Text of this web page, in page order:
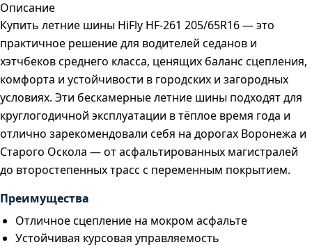
Описание
Купить летние шины HiFly HF-261 205/65R16 — это
практичное решение для водителей седанов и
хэтчбеков среднего класса, ценящих баланс сцепления,
комфорта и устойчивости в городских и загородных
условиях. Эти бескамерные летние шины подходят для
круглогодичной эксплуатации в тёплое время года и
отлично зарекомендовали себя на дорогах Воронежа и
Старого Оскола — от асфальтированных магистралей
до второстепенных трасс с переменным покрытием.
Преимущества
Отличное сцепление на мокром асфальте
Устойчивая курсовая управляемость